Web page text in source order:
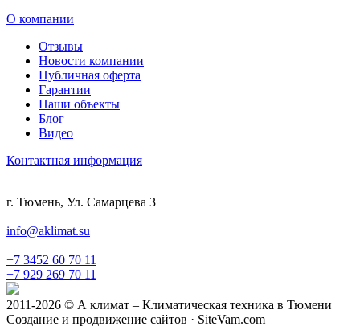
О компании
Отзывы
Новости компании
Публичная оферта
Гарантии
Наши объекты
Блог
Видео
Контактная информация
г. Тюмень, Ул. Самарцева 3
info@aklimat.su
+7 3452 60 70 11
+7 929 269 70 11
2011-2026 © А климат – Климатическая техника в Тюмени
Создание и продвижение сайтов · SiteVam.com